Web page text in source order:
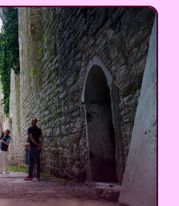
g
g
a
n
g
a
n
g
e
m
a
n
g